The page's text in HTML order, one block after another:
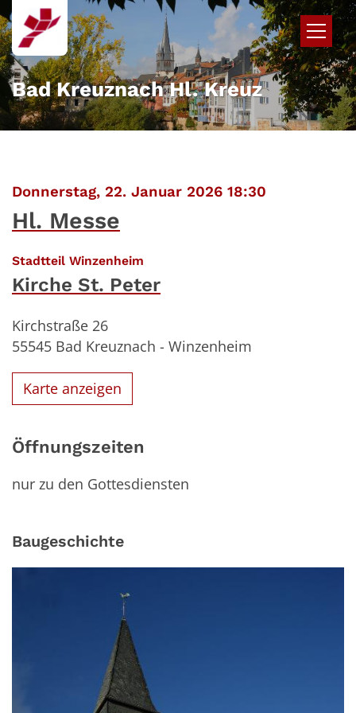
Zum Inhalt springen
Bad Kreuznach Hl. Kreuz
Donnerstag, 22. Januar 2026 18:30
Hl. Messe
Stadtteil Winzenheim
Kirche St. Peter
Kirchstraße 26
55545 Bad Kreuznach - Winzenheim
Karte anzeigen
Öffnungszeiten
nur zu den Gottesdiensten
Baugeschichte